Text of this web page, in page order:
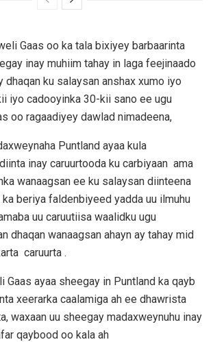
Gaas oo ka tala bixiyey barbaarinta
inay muhiim tahay in laga feejinaado
dhaqan ku salaysan anshax xumo iyo
iyo cadooyinka 30-kii sano ee ugu
oo ragaadiyey dawlad nimadeena,
Puntland ayaa kula
inay caruurtooda ku carbiyaan ama
wanaagsan ee ku salaysan diinteena
beriya faldenbiyeed yadda uu ilmuhu
uu caruutiisa waalidku ugu
dhaqan wanaagsan ahayn ay tahay mid
caruurta .
Gaas ayaa sheegay in Puntland ka qayb
xeerarka caalamiga ah ee dhawrista
waxaan uu sheegay madaxweynuhu inay
qaybood oo kala ah